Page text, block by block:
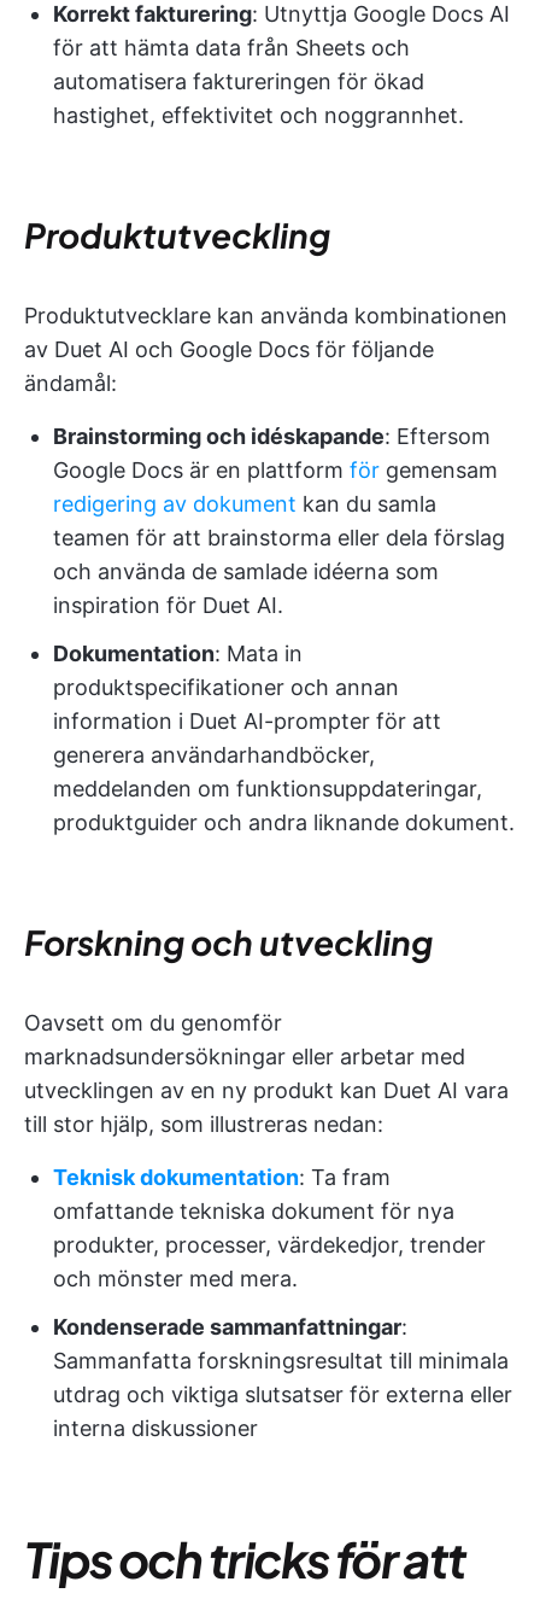
Korrekt fakturering: Utnyttja Google Docs AI
för att hämta data från Sheets och
automatisera faktureringen för ökad
hastighet, effektivitet och noggrannhet.
Produktutveckling
Produktutvecklare kan använda kombinationen
av Duet AI och Google Docs för följande
ändamål:
Brainstorming och idéskapande: Eftersom
Google Docs är en plattform för gemensam
redigering av dokument kan du samla
teamen för att brainstorma eller dela förslag
och använda de samlade idéerna som
inspiration för Duet AI.
Dokumentation: Mata in
produktspecifikationer och annan
information i Duet AI-prompter för att
generera användarhandböcker,
meddelanden om funktionsuppdateringar,
produktguider och andra liknande dokument.
Forskning och utveckling
Oavsett om du genomför
marknadsundersökningar eller arbetar med
utvecklingen av en ny produkt kan Duet AI vara
till stor hjälp, som illustreras nedan:
Teknisk dokumentation: Ta fram
omfattande tekniska dokument för nya
produkter, processer, värdekedjor, trender
och mönster med mera.
Kondenserade sammanfattningar:
Sammanfatta forskningsresultat till minimala
utdrag och viktiga slutsatser för externa eller
interna diskussioner
Tips och tricks för att